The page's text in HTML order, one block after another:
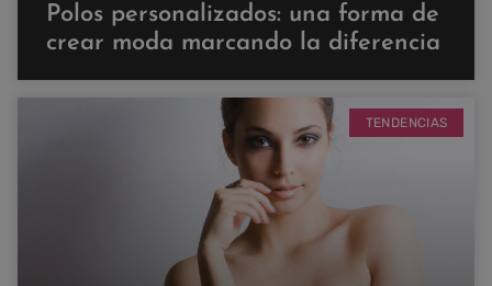
Polos personalizados: una forma de
crear moda marcando la diferencia
TENDENCIAS